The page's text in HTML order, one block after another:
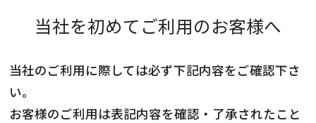
当社を初めてご利用のお客様へ
当社のご利用に際しては必ず下記内容をご確認下さ
い。
お客様のご利用は表記内容を確認・了承されたこと